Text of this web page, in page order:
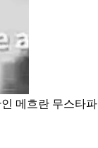
메흐란 무스타